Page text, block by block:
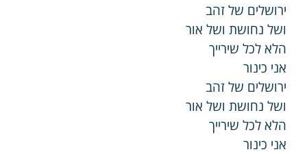
ירושלים של זהב
ושל נחושת ושל אור
הלא לכל שירייך
אני כינור
ירושלים של זהב
ושל נחושת ושל אור
הלא לכל שירייך
אני כינור